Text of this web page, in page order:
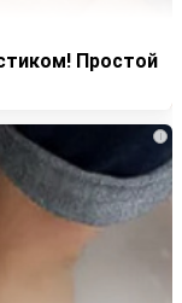
Простой
i